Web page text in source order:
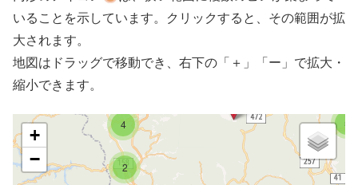
いることを示しています。クリックすると、その範囲が拡
大されます。
地図はドラッグで移動でき、右下の「＋」「ー」で拡大・
縮小できます。
5
4
2
+
−